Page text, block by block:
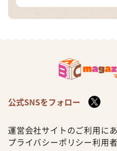
公式SNSをフォロー
運営会社サイトのご利用に
プライバシーポリシー利用